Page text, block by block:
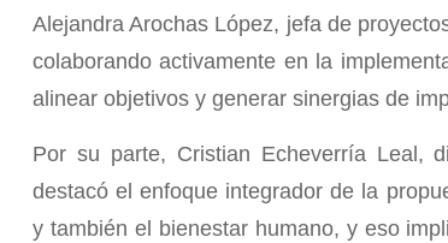
Alejandra Arochas López, jefa de
colaborando activamente en la
alinear objetivos y generar sinergias de
Por su parte, Cristian Echeverría Leal,
destacó el enfoque integrador de la
y también el bienestar humano, y eso